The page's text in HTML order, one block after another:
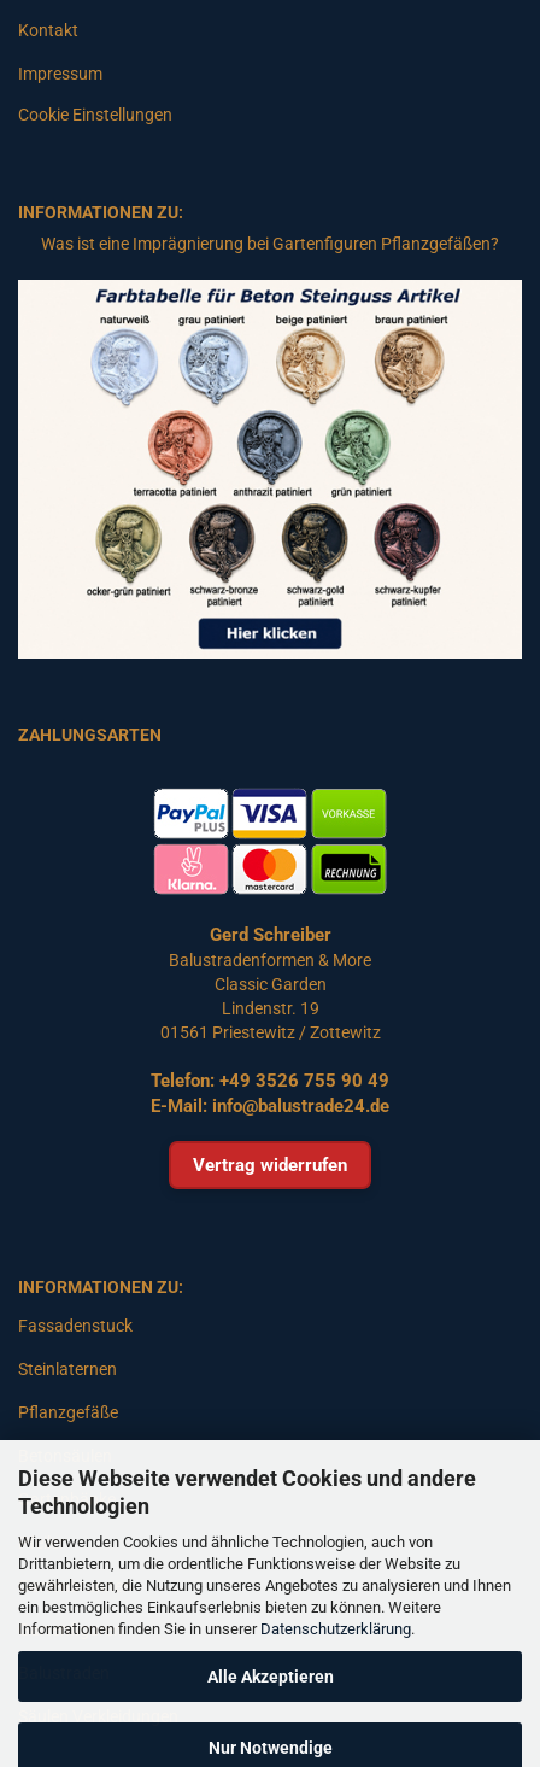
Diese Webseite verwendet Cookies und andere
Technologien
Wir verwenden Cookies und ähnliche Technologien, auch von
Drittanbietern, um die ordentliche Funktionsweise der Website zu
gewährleisten, die Nutzung unseres Angebotes zu analysieren und Ihnen
ein bestmögliches Einkaufserlebnis bieten zu können. Weitere
Informationen finden Sie in unserer Datenschutzerklärung.
Alle Akzeptieren
Nur Notwendige
Kontakt
Impressum
Cookie Einstellungen
INFORMATIONEN ZU:
Was ist eine Imprägnierung bei Gartenfiguren Pflanzgefäßen?
ZAHLUNGSARTEN
Gerd Schreiber
Balustradenformen & More
Classic Garden
Lindenstr. 19
01561 Priestewitz / Zottewitz
Telefon: +49 3526 755 90 49
E-Mail: info@balustrade24.de
Vertrag widerrufen
INFORMATIONEN ZU:
Fassadenstuck
Steinlaternen
Pflanzgefäße
Gartenbänke
Pfeiler
Gartenbrunnen
Gartenfiguren